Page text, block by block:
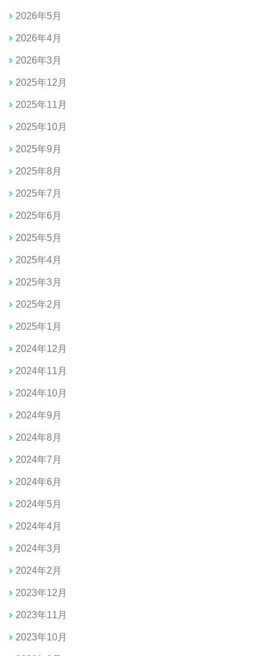
2026年5月
2026年4月
2026年3月
2025年12月
2025年11月
2025年10月
2025年9月
2025年8月
2025年7月
2025年6月
2025年5月
2025年4月
2025年3月
2025年2月
2025年1月
2024年12月
2024年11月
2024年10月
2024年9月
2024年8月
2024年7月
2024年6月
2024年5月
2024年4月
2024年3月
2024年2月
2023年12月
2023年11月
2023年10月